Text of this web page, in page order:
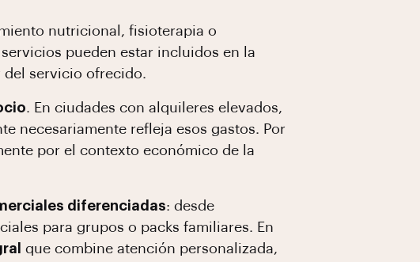
nutricional, fisioterapia o
pueden estar incluidos en la
del servicio ofrecido.
. En ciudades con alquileres elevados,
necesariamente refleja esos gastos. Por
por el contexto económico de la
diferenciadas: desde
para grupos o packs familiares. En
que combine atención personalizada,